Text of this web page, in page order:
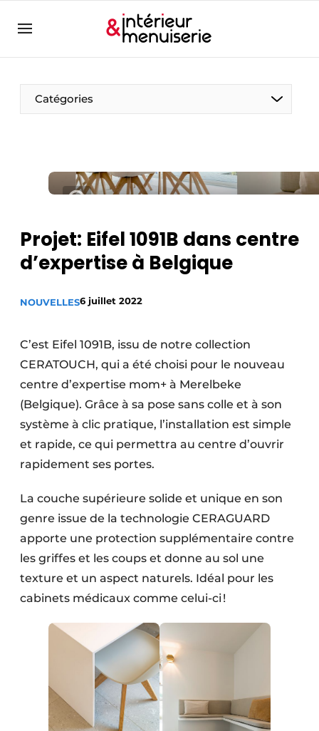
Contact
Contact
Emploi
EntreprisesMerci de votre inscription
S’inscrire
Home
Newsletter
Privacy / Cookie statement
S’inscrire à l’événement
S’inscrire
S’inscrire
Catégories
Projet: Eifel 1091B dans centre
d’expertise à Belgique
NOUVELLES6 juillet 2022
C’est Eifel 1091B, issu de notre collection
CERATOUCH, qui a été choisi pour le nouveau
centre d’expertise mom+ à Merelbeke
(Belgique). Grâce à sa pose sans colle et à son
système à clic pratique, l’installation est simple
et rapide, ce qui permettra au centre d’ouvrir
rapidement ses portes.
La couche supérieure solide et unique en son
genre issue de la technologie CERAGUARD
apporte une protection supplémentaire contre
les griffes et les coups et donne au sol une
texture et un aspect naturels. Idéal pour les
cabinets médicaux comme celui-ci !